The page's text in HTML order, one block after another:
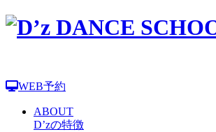
WEB予約
ABOUT
D’zの特徴